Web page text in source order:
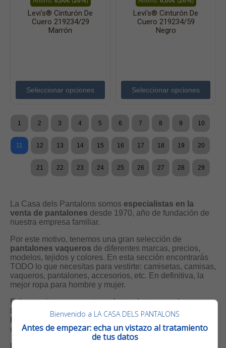
Levi's® Cinturón De
Cuero 219234/29
Marrón
Seleccionar opciones
Levi's® Cinturón De
Cuero 219234/59
Negro
Seleccionar opciones
1 2 3 4 5 6 7 8 9 10
11 12 13 14 15 16 17 18 19 20
21 22 23 24 25 26 27 28 29
La Casa dels Pantalons somos especialistas en la
venta de pantalones desde 1970, año de fundación de
nuestra empresa familiar.
Por este motivo, tenemos una gran selección de
pantalones vaqueros de diferentes marcas, precios,
modelos, tejidos y colores. En esta sección encontrarás
TODO lo que necesitas para vestirte: camisetas, camisas,
vaqueros, pantalones, accesorios, etc. En definitiva, la
mejor ropa para hombre y mujer.
Echa un vistazo a nuestras ofertas de temporada en
bolsos y complementos. En nuestra secciónMEJOR
con descuentos de hasta el 50%.
Bienvenido a LA CASA DELS PANTALONS
Antes de empezar: echa un vistazo al tratamiento
de tus datos